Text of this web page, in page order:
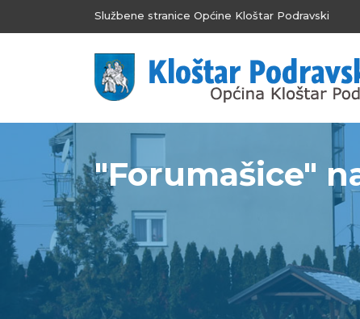
Službene stranice Općine Kloštar Podravski
"Forumašice"